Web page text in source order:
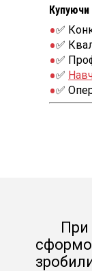
Купуючи
✅
✅
✅
✅
✅
При